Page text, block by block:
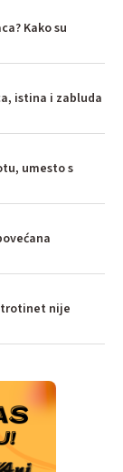
Kako su
istina i zabluda
umesto s
trotinet nije